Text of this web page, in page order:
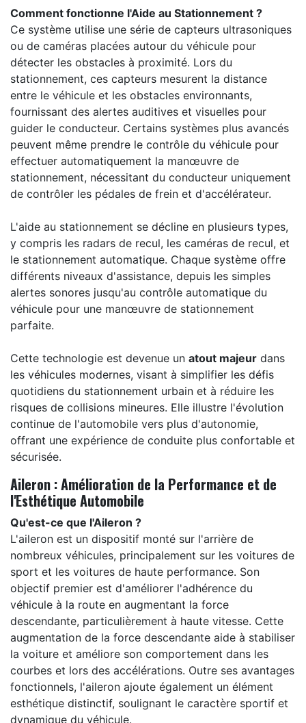
Comment fonctionne l'Aide au Stationnement ?
Ce système utilise une série de capteurs ultrasoniques
ou de caméras placées autour du véhicule pour
détecter les obstacles à proximité. Lors du
stationnement, ces capteurs mesurent la distance
entre le véhicule et les obstacles environnants,
fournissant des alertes auditives et visuelles pour
guider le conducteur. Certains systèmes plus avancés
peuvent même prendre le contrôle du véhicule pour
effectuer automatiquement la manœuvre de
stationnement, nécessitant du conducteur uniquement
de contrôler les pédales de frein et d'accélérateur.
L'aide au stationnement se décline en plusieurs types,
y compris les radars de recul, les caméras de recul, et
le stationnement automatique. Chaque système offre
différents niveaux d'assistance, depuis les simples
alertes sonores jusqu'au contrôle automatique du
véhicule pour une manœuvre de stationnement
parfaite.
Cette technologie est devenue un atout majeur dans
les véhicules modernes, visant à simplifier les défis
quotidiens du stationnement urbain et à réduire les
risques de collisions mineures. Elle illustre l'évolution
continue de l'automobile vers plus d'autonomie,
offrant une expérience de conduite plus confortable et
sécurisée.
Aileron : Amélioration de la Performance et de
l'Esthétique Automobile
Qu'est-ce que l'Aileron ?
L'aileron est un dispositif monté sur l'arrière de
nombreux véhicules, principalement sur les voitures de
sport et les voitures de haute performance. Son
objectif premier est d'améliorer l'adhérence du
véhicule à la route en augmentant la force
descendante, particulièrement à haute vitesse. Cette
augmentation de la force descendante aide à stabiliser
la voiture et améliore son comportement dans les
courbes et lors des accélérations. Outre ses avantages
fonctionnels, l'aileron ajoute également un élément
esthétique distinctif, soulignant le caractère sportif et
dynamique du véhicule.